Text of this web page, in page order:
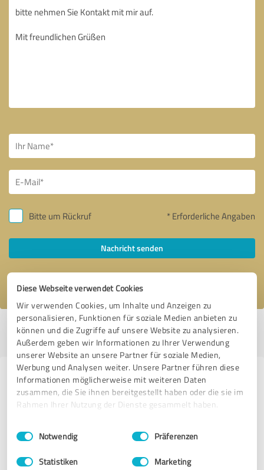
Diese Webseite verwendet Cookies
Wir verwenden Cookies, um Inhalte und Anzeigen zu
personalisieren, Funktionen für soziale Medien anbieten zu
können und die Zugriffe auf unsere Website zu analysieren.
Außerdem geben wir Informationen zu Ihrer Verwendung
unserer Website an unsere Partner für soziale Medien,
Werbung und Analysen weiter. Unsere Partner führen diese
Informationen möglicherweise mit weiteren Daten
zusammen, die Sie ihnen bereitgestellt haben oder die sie im
Rahmen Ihrer Nutzung der Dienste gesammelt haben.
Impressum Datenschutzbestimmungen
Einwilligungsauswahl
Notwendig Präferenzen
Statistiken Marketing
Bitte um Rückruf * Erforderliche Angaben
Nachricht senden
Ich stimme den
Profil aktiv seit 20.04.2020 |Letzte Aktualisierung: 07.06.2022|Profil
melden
Erfahrungen zu weiteren
Anbietern aus dem Bereich
Die Fliesenschmiede